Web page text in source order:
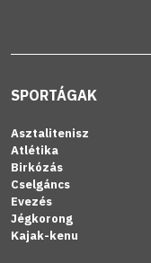
SPORTÁGAK
Asztalitenisz
Atlétika
Birkózás
Cselgáncs
Evezés
Jégkorong
Kajak-kenu